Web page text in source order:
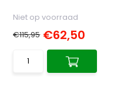
Niet op voorraad
€115,95 €62,50